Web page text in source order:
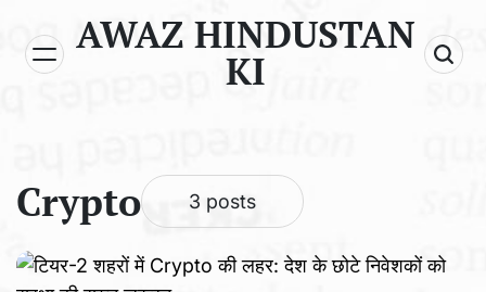
content
AWAZ HINDUSTAN
KI
Crypto 3 posts